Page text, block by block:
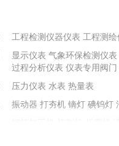
动力机械
钻探及地下工程机械 螺旋
机 钻杆钻具 其他钻探及地
工程检测仪器仪表 工程测
显示仪表 气象环保检测仪表
过程分析仪表 仪表专用阀门
压力仪表 水表 热量表
振动器 打夯机 镝灯 碘钨灯